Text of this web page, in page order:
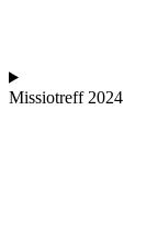
Missiotreff 2024